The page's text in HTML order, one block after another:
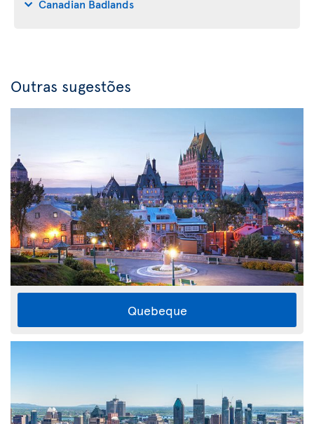
Canadian Badlands
Outras sugestões
Quebeque